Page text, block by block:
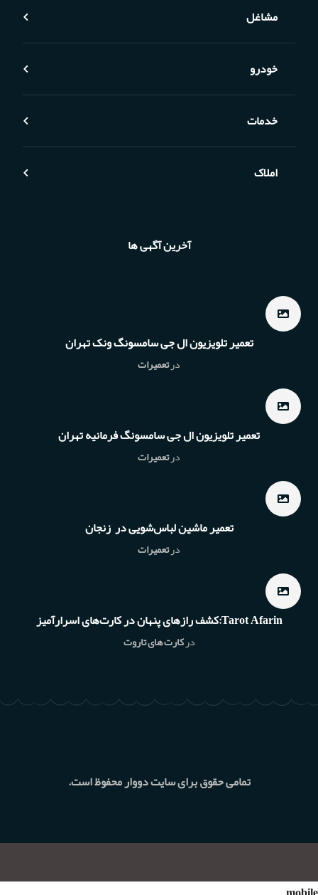
مشاغل
خودرو
خدمات
املاک
آخرین آگهی ها
تعمیر تلویزیون ال جی سامسونگ ونک تهران
درتعمیرات
تعمیر تلویزیون ال جی سامسونگ فرمانیه تهران
درتعمیرات
تعمیر ماشین لباس‌شویی در زنجان
درتعمیرات
Tarot Afarin:کشف رازهای پنهان در کارت‌های اسرارآمیز
درکارت های تاروت
تمامی حقوق برای سایت دووار محفوظ است.